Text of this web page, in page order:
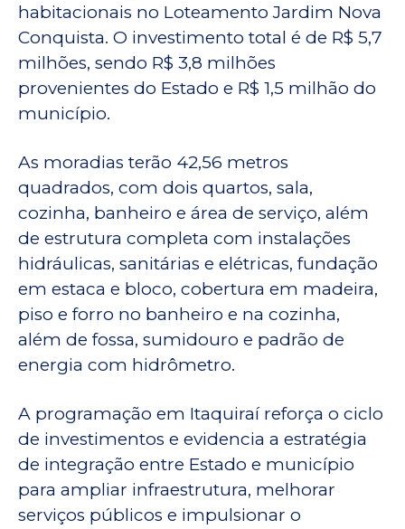
habitacionais no Loteamento Jardim Nova
Conquista. O investimento total é de R$ 5,7
milhões, sendo R$ 3,8 milhões
provenientes do Estado e R$ 1,5 milhão do
município.
As moradias terão 42,56 metros
quadrados, com dois quartos, sala,
cozinha, banheiro e área de serviço, além
de estrutura completa com instalações
hidráulicas, sanitárias e elétricas, fundação
em estaca e bloco, cobertura em madeira,
piso e forro no banheiro e na cozinha,
além de fossa, sumidouro e padrão de
energia com hidrômetro.
A programação em Itaquiraí reforça o ciclo
de investimentos e evidencia a estratégia
de integração entre Estado e município
para ampliar infraestrutura, melhorar
serviços públicos e impulsionar o